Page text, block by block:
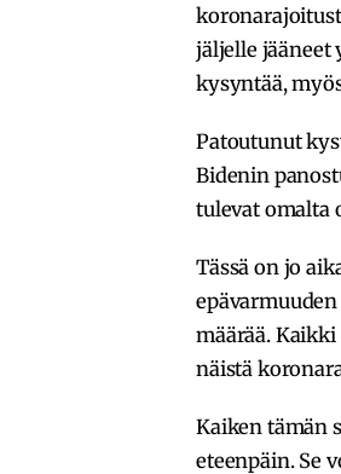
jäljelle jääneet
kysyntää,
Patoutunut
Bidenin
tulevat omalta
Tässä on jo
määrää.
näistä
Kaiken tämän
eteenpäin. Se